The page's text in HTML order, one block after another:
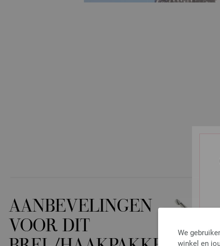
We
winkel en
AANBEVELINGEN
VOOR DIT